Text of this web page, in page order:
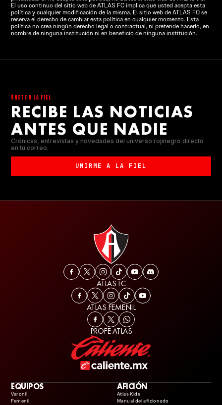
El uso continuo del sitio web de ATLAS FC implica que usted acepta esta
política y cualquier modificación de la misma. El sitio web de ATLAS FC se
reserva el derecho de cambiar esta política en cualquier momento. Esta
política no crea ningún derecho legal o contractual, ni pretende hacerlo, en
nombre de ninguna institución ni en beneficio de ninguna institución.
ÚNETE A LA FIEL
RECIBE LAS NOTICIAS
ANTES QUE NADIE
Crónicas, entrevistas y novedades del universo rojinegro directo
en tu correo.
UNIRME A LA FIEL
ATLAS FC
ATLAS FEMENIL
PROFE ATLAS
EQUIPOS
Varonil
Femenil
AFICIÓN
Atlas Kids
Manual del aficionado